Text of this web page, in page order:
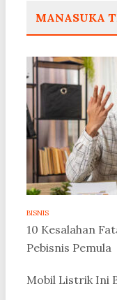
MANASUKA
BISNIS
10 Kesalahan
Pebisnis Pemula
Mobil Listrik Ini